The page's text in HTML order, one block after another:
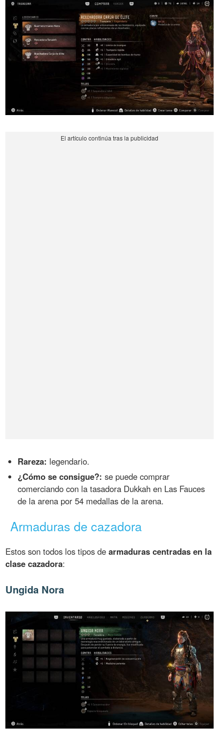
Rareza: legendario.
¿Cómo se consigue?: se puede comprar
comerciando con la tasadora Dukkah en Las Fauces
de la arena por 54 medallas de la arena.
Armaduras de cazadora
Estos son todos los tipos dearmaduras centradas en la
clase cazadora:
Ungida Nora